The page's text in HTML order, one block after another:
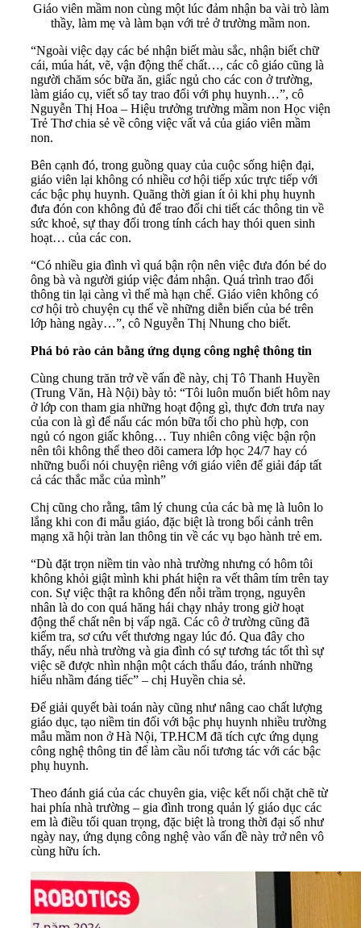
Giáo viên mầm non cùng một lúc đảm nhận ba vài trò làm
thầy, làm mẹ và làm bạn với trẻ ở trường mầm non.
“Ngoài việc dạy các bé nhận biết màu sắc, nhận biết chữ
cái, múa hát, vẽ, vận động thể chất…, các cô giáo cũng là
người chăm sóc bữa ăn, giấc ngủ cho các con ở trường,
làm giáo cụ, viết sổ tay trao đổi với phụ huynh…”, cô
Nguyễn Thị Hoa – Hiệu trưởng trường mầm non Học viện
Trẻ Thơ chia sẻ về công việc vất vả của giáo viên mầm
non.
Bên cạnh đó, trong guồng quay của cuộc sống hiện đại,
giáo viên lại không có nhiều cơ hội tiếp xúc trực tiếp với
các bậc phụ huynh. Quãng thời gian ít ỏi khi phụ huynh
đưa đón con không đủ để trao đổi chi tiết các thông tin về
sức khoẻ, sự thay đổi trong tính cách hay thói quen sinh
hoạt… của các con.
“Có nhiều gia đình vì quá bận rộn nên việc đưa đón bé do
ông bà và người giúp việc đảm nhận. Quá trình trao đổi
thông tin lại càng vì thế mà hạn chế. Giáo viên không có
cơ hội trò chuyện cụ thể về những diễn biến của bé trên
lớp hàng ngày…”, cô Nguyễn Thị Nhung cho biết.
Phá bỏ rào cản bằng ứng dụng công nghệ thông tin
Cùng chung trăn trở về vấn đề này, chị Tô Thanh Huyền
(Trung Văn, Hà Nội) bày tỏ: “Tôi luôn muốn biết hôm nay
ở lớp con tham gia những hoạt động gì, thực đơn trưa nay
của con là gì để nấu các món bữa tối cho phù hợp, con
ngủ có ngon giấc không… Tuy nhiên công việc bận rộn
nên tôi không thể theo dõi camera lớp học 24/7 hay có
những buổi nói chuyện riêng với giáo viên để giải đáp tất
cả các thắc mắc của mình”
Chị cũng cho rằng, tâm lý chung của các bà mẹ là luôn lo
lắng khi con đi mẫu giáo, đặc biệt là trong bối cảnh trên
mạng xã hội tràn lan thông tin về các vụ bạo hành trẻ em.
“Dù đặt trọn niềm tin vào nhà trường nhưng có hôm tôi
không khỏi giật mình khi phát hiện ra vết thâm tím trên tay
con. Sự việc thật ra không đến nỗi trầm trọng, nguyên
nhân là do con quá hăng hái chạy nhảy trong giờ hoạt
động thể chất nên bị vấp ngã. Các cô ở trường cũng đã
kiểm tra, sơ cứu vết thương ngay lúc đó. Qua đây cho
thấy, nếu nhà trường và gia đình có sự tương tác tốt thì sự
việc sẽ được nhìn nhận một cách thấu đáo, tránh những
hiểu nhầm đáng tiếc” – chị Huyền chia sẻ.
Để giải quyết bài toán này cũng như nâng cao chất lượng
giáo dục, tạo niềm tin đối với bậc phụ huynh nhiều trường
mẫu mầm non ở Hà Nội, TP.HCM đã tích cực ứng dụng
công nghệ thông tin để làm cầu nối tương tác với các bậc
phụ huynh.
Theo đánh giá của các chuyên gia, việc kết nối chặt chẽ từ
hai phía nhà trường – gia đình trong quản lý giáo dục các
em là điều tối quan trọng, đặc biệt là trong thời đại số như
ngày nay, ứng dụng công nghệ vào vấn đề này trở nên vô
cùng hữu ích.